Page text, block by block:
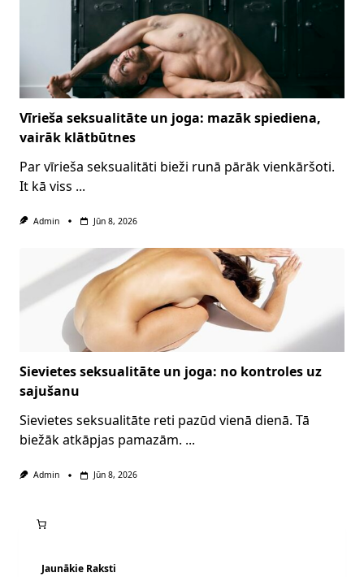
Vīrieša seksualitāte un joga: mazāk spiediena,
vairāk klātbūtnes
Par vīrieša seksualitāti bieži runā pārāk vienkāršoti.
It kā viss ...
Admin Jūn 8, 2026
Sievietes seksualitāte un joga: no kontroles uz
sajušanu
Sievietes seksualitāte reti pazūd vienā dienā. Tā
biežāk atkāpjas pamazām. ...
Admin Jūn 8, 2026
Jaunākie Raksti